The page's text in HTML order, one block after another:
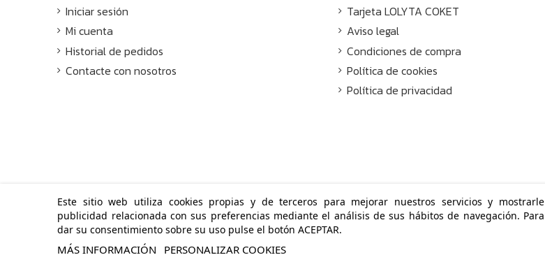
Iniciar sesión
Mi cuenta
Historial de pedidos
Contacte con nosotros
Tarjeta LOLYTA COKET
Aviso legal
Condiciones de compra
Política de cookies
Política de privacidad
Este sitio web utiliza cookies propias y de terceros para mejorar nuestros servicios y mostrarle
publicidad relacionada con sus preferencias mediante el análisis de sus hábitos de navegación. Para
dar su consentimiento sobre su uso pulse el botón ACEPTAR.
MÁS INFORMACIÓN PERSONALIZAR COOKIES